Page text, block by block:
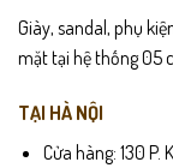
Giày, sandal, phụ
mặt tại hệ thống 05
TẠI HÀ NỘI
Cửa hàng: 130 P.